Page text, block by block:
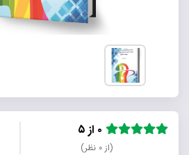
(از ۰ نظر)